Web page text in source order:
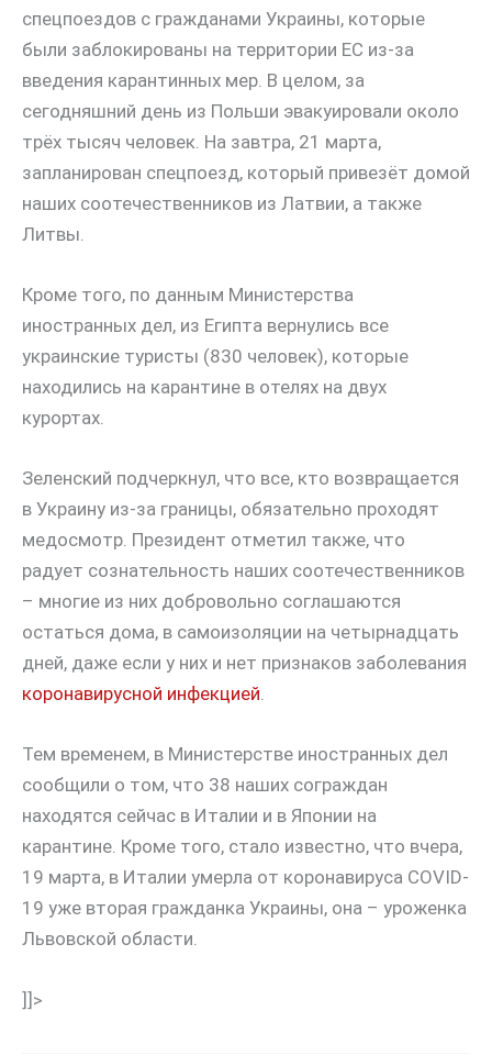
спецпоездов с гражданами Украины, которые
были заблокированы на территории ЕС из-за
введения карантинных мер. В целом, за
сегодняшний день из Польши эвакуировали около
трёх тысяч человек. На завтра, 21 марта,
запланирован спецпоезд, который привезёт домой
наших соотечественников из Латвии, а также
Литвы.
Кроме того, по данным Министерства
иностранных дел, из Египта вернулись все
украинские туристы (830 человек), которые
находились на карантине в отелях на двух
курортах.
Зеленский подчеркнул, что все, кто возвращается
в Украину из-за границы, обязательно проходят
медосмотр. Президент отметил также, что
радует сознательность наших соотечественников
– многие из них добровольно соглашаются
остаться дома, в самоизоляции на четырнадцать
дней, даже если у них и нет признаков заболевания
коронавирусной инфекцией.
Тем временем, в Министерстве иностранных дел
сообщили о том, что 38 наших сограждан
находятся сейчас в Италии и в Японии на
карантине. Кроме того, стало известно, что вчера,
19 марта, в Италии умерла от коронавируса COVID-
19 уже вторая гражданка Украины, она – уроженка
Львовской области.
]]>